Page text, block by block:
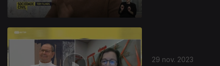
29 nov. 2023